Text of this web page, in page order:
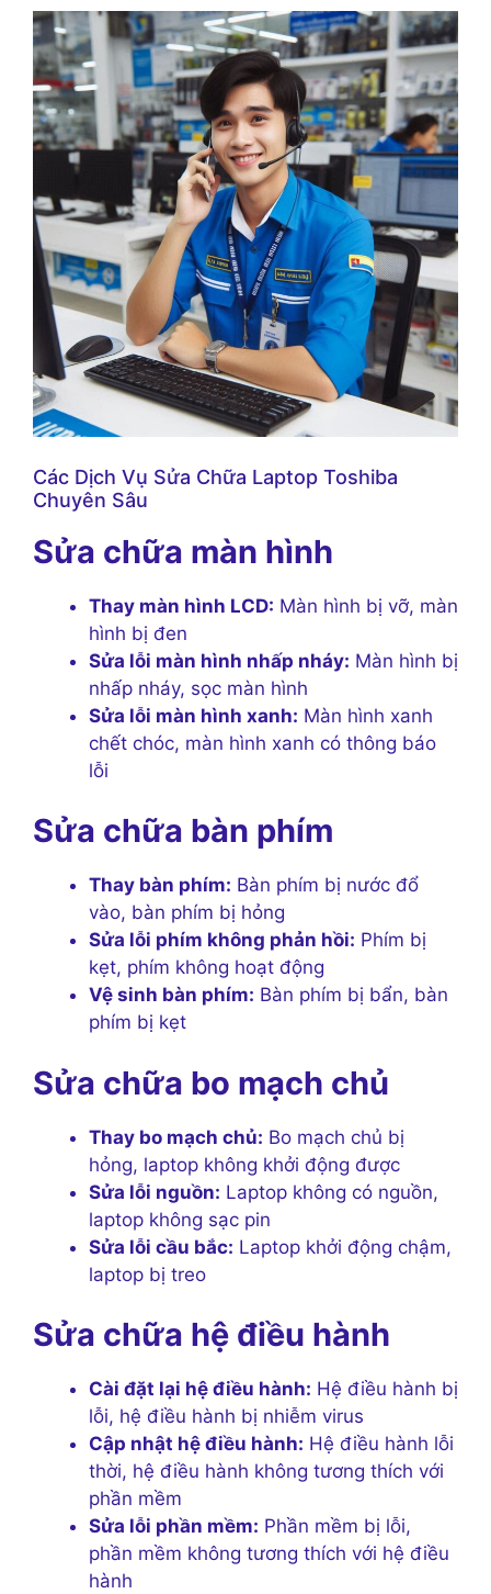
Các Dịch Vụ Sửa Chữa Laptop Toshiba
Chuyên Sâu
Sửa chữa màn hình
Thay màn hình LCD: Màn hình bị vỡ, màn
hình bị đen
Sửa lỗi màn hình nhấp nháy: Màn hình bị
nhấp nháy, sọc màn hình
Sửa lỗi màn hình xanh: Màn hình xanh
chết chóc, màn hình xanh có thông báo
lỗi
Sửa chữa bàn phím
Thay bàn phím: Bàn phím bị nước đổ
vào, bàn phím bị hỏng
Sửa lỗi phím không phản hồi: Phím bị
kẹt, phím không hoạt động
Vệ sinh bàn phím: Bàn phím bị bẩn, bàn
phím bị kẹt
Sửa chữa bo mạch chủ
Thay bo mạch chủ: Bo mạch chủ bị
hỏng, laptop không khởi động được
Sửa lỗi nguồn: Laptop không có nguồn,
laptop không sạc pin
Sửa lỗi cầu bắc: Laptop khởi động chậm,
laptop bị treo
Sửa chữa hệ điều hành
Cài đặt lại hệ điều hành: Hệ điều hành bị
lỗi, hệ điều hành bị nhiễm virus
Cập nhật hệ điều hành: Hệ điều hành lỗi
thời, hệ điều hành không tương thích với
phần mềm
Sửa lỗi phần mềm: Phần mềm bị lỗi,
phần mềm không tương thích với hệ điều
hành